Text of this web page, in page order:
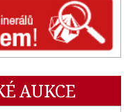
AUKCE